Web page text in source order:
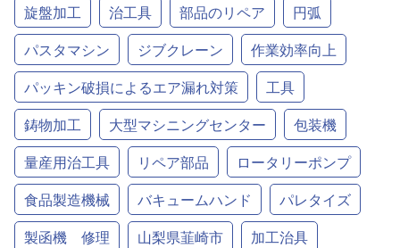
旋盤加工
治工具 部品のリペア
円弧
パスタマシン
ジブクレーン
作業効率向上
パッキン破損によるエア漏れ対策
工具
鋳物加工
大型マシニングセンター
包装機
量産用治工具
リペア部品
ロータリーポンプ
食品製造機械
バキュームハンド
パレタイズ
製函機 修理
山梨県韮崎市
加工治具